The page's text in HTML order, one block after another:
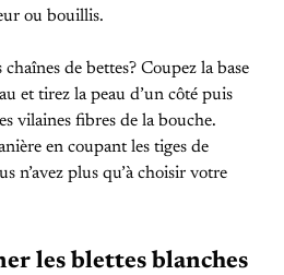
ou bouillis.
de bettes? Coupez la base
et tirez la peau d’un côté puis
vilaines fibres de la bouche.
en coupant les tiges de
n’avez plus qu’à choisir votre
les blettes blanches